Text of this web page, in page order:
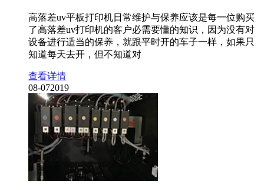
高落差uv平板打印机日常维护与保养应该是每一位购买
了高落差uv打印机的客户必需要懂的知识，因为没有对
设备进行适当的保养，就跟平时开的车子一样，如果只
知道每天去开，但不知道对
查看详情
08-072019